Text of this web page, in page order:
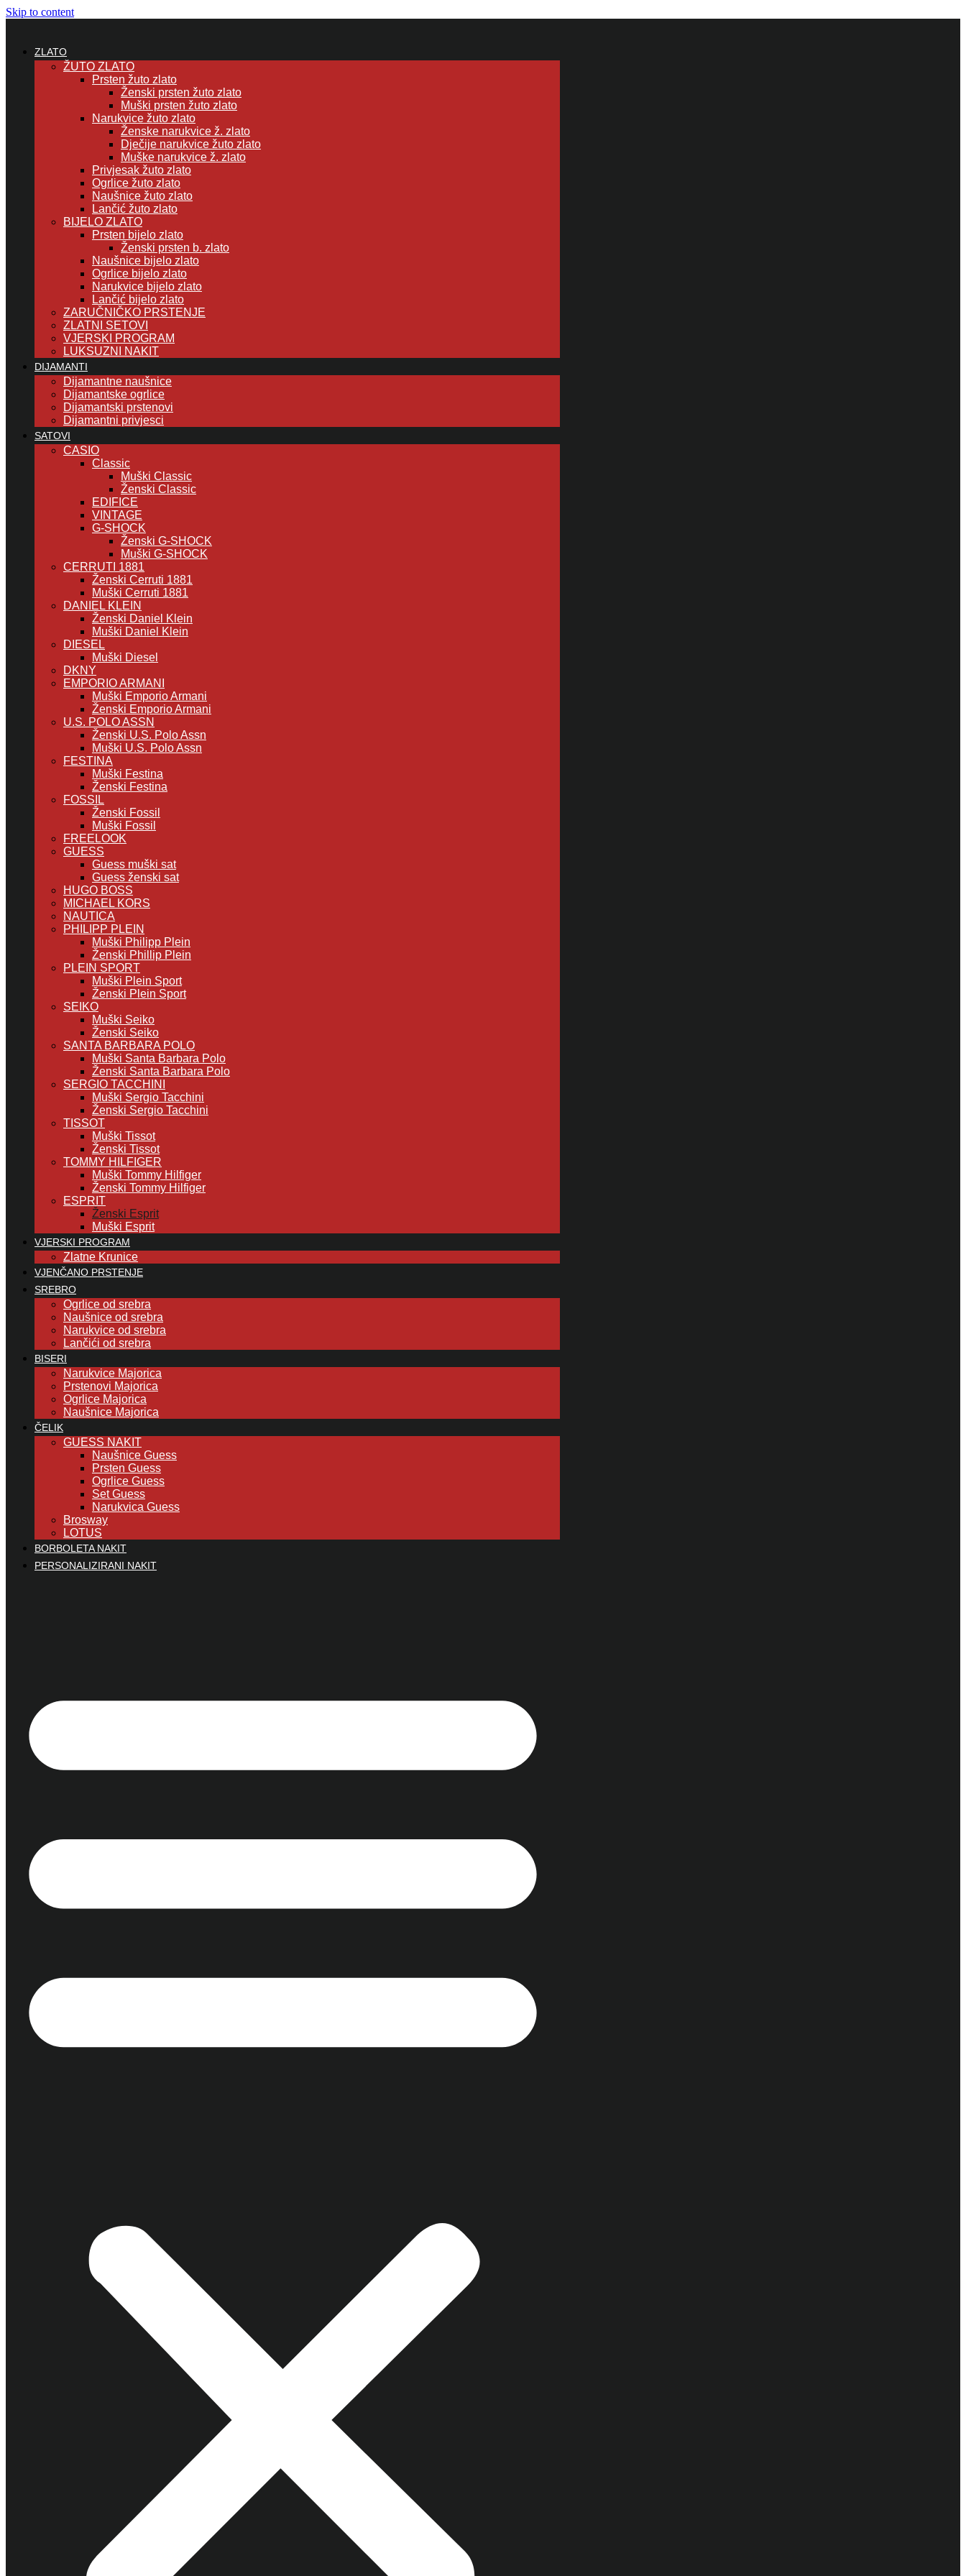
Skip to content
ZLATO
ŽUTO ZLATO
Prsten žuto zlato
Ženski prsten žuto zlato
Muški prsten žuto zlato
Narukvice žuto zlato
Ženske narukvice ž. zlato
Dječije narukvice žuto zlato
Muške narukvice ž. zlato
Privjesak žuto zlato
Ogrlice žuto zlato
Naušnice žuto zlato
Lančić žuto zlato
BIJELO ZLATO
Prsten bijelo zlato
Ženski prsten b. zlato
Naušnice bijelo zlato
Ogrlice bijelo zlato
Narukvice bijelo zlato
Lančić bijelo zlato
ZARUČNIČKO PRSTENJE
ZLATNI SETOVI
VJERSKI PROGRAM
LUKSUZNI NAKIT
DIJAMANTI
Dijamantne naušnice
Dijamantske ogrlice
Dijamantski prstenovi
Dijamantni privjesci
SATOVI
CASIO
Classic
Muški Classic
Ženski Classic
EDIFICE
VINTAGE
G-SHOCK
Ženski G-SHOCK
Muški G-SHOCK
CERRUTI 1881
Ženski Cerruti 1881
Muški Cerruti 1881
DANIEL KLEIN
Ženski Daniel Klein
Muški Daniel Klein
DIESEL
Muški Diesel
DKNY
EMPORIO ARMANI
Muški Emporio Armani
Ženski Emporio Armani
U.S. POLO ASSN
Ženski U.S. Polo Assn
Muški U.S. Polo Assn
FESTINA
Muški Festina
Ženski Festina
FOSSIL
Ženski Fossil
Muški Fossil
FREELOOK
GUESS
Guess muški sat
Guess ženski sat
HUGO BOSS
MICHAEL KORS
NAUTICA
PHILIPP PLEIN
Muški Philipp Plein
Ženski Phillip Plein
PLEIN SPORT
Muški Plein Sport
Ženski Plein Sport
SEIKO
Muški Seiko
Ženski Seiko
SANTA BARBARA POLO
Muški Santa Barbara Polo
Ženski Santa Barbara Polo
SERGIO TACCHINI
Muški Sergio Tacchini
Ženski Sergio Tacchini
TISSOT
Muški Tissot
Ženski Tissot
TOMMY HILFIGER
Muški Tommy Hilfiger
Ženski Tommy Hilfiger
ESPRIT
Ženski Esprit
Muški Esprit
VJERSKI PROGRAM
Zlatne Krunice
VJENČANO PRSTENJE
SREBRO
Ogrlice od srebra
Naušnice od srebra
Narukvice od srebra
Lančići od srebra
BISERI
Narukvice Majorica
Prstenovi Majorica
Ogrlice Majorica
Naušnice Majorica
ČELIK
GUESS NAKIT
Naušnice Guess
Prsten Guess
Ogrlice Guess
Set Guess
Narukvica Guess
Brosway
LOTUS
BORBOLETA NAKIT
PERSONALIZIRANI NAKIT